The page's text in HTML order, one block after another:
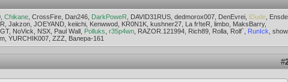
Chikane , CrossFire, Dan246, DarkPoweR , DAVID31RUS, dedmorox007, DenEvrei, iDude ,
Jakzon, JOEYAND, keiichi, Kenwwod, KR0N1K, kushner27, La fr!teR, limbo, MaksBarry,
NoVick, NSX, Paul Wall, Polluks r35p4wn , RAZOR.121994, Rich89, Rolla, Rolf`, RunIck ,
YURCHIK007, ZZZ, Валера-161
#